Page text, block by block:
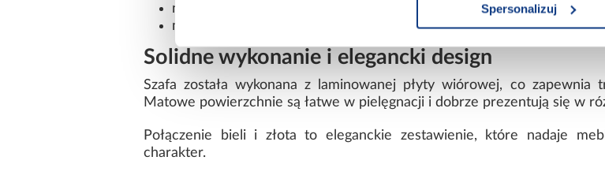
Spersonalizuj
nowoczesny styl
mebel do samodzielnego montażu
Solidne wykonanie i elegancki design
Szafa została wykonana z laminowanej płyty wiórowej, co zapewnia
Matowe powierzchnie są łatwe w pielęgnacji i dobrze prezentują się w
Połączenie bieli i złota to eleganckie zestawienie, które nadaje
charakter.